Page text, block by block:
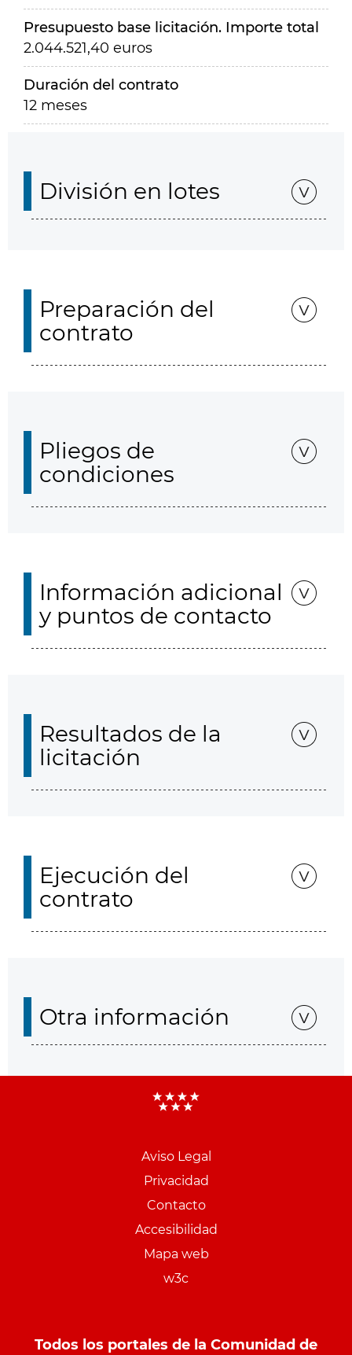
Presupuesto base licitación. Importe total
2.044.521,40 euros
Duración del contrato
12 meses
División en lotes
Preparación del
contrato
Pliegos de
condiciones
Información adicional
y puntos de contacto
Resultados de la
licitación
Ejecución del
contrato
Otra información
Aviso Legal
Privacidad
Contacto
Accesibilidad
Mapa web
w3c
Todos los portales de la Comunidad de